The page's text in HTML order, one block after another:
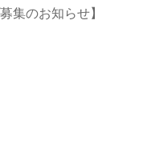
集のお知らせ】